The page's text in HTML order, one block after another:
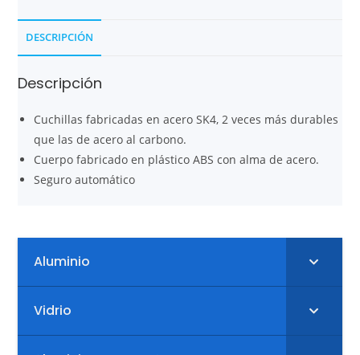
DESCRIPCIÓN
Descripción
Cuchillas fabricadas en acero SK4, 2 veces más durables
que las de acero al carbono.
Cuerpo fabricado en plástico ABS con alma de acero.
Seguro automático
Aluminio
Vidrio